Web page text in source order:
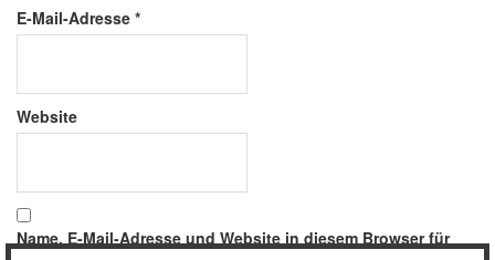
E-Mail-Adresse *
Website
Name, E-Mail-Adresse und Website in diesem Browser für